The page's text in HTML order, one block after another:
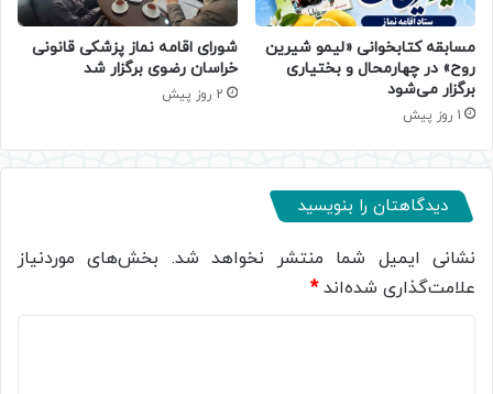
مسابقه کتابخوانی «لیمو شیرین
روح» در چهارمحال و بختیاری
برگزار می‌شود
1 روز پیش
شورای اقامه نماز پزشکی قانونی
خراسان رضوی برگزار شد
2 روز پیش
دیدگاهتان را بنویسید
نشانی ایمیل شما منتشر نخواهد شد. بخش‌های موردنیاز
علامت‌گذاری شده‌اند*